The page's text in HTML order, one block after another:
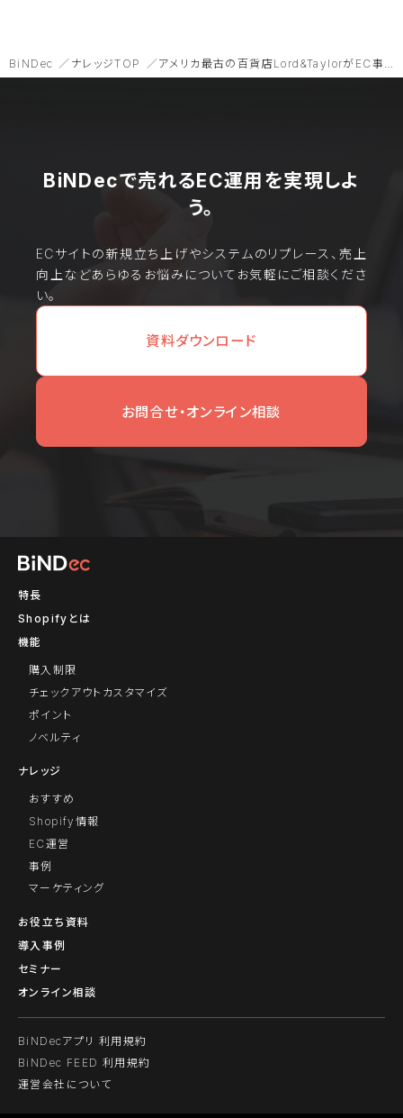
BiNDec ナレッジTOP
BiNDecで売れるEC運用を実現しよ
う。
ECサイトの新規立ち上げやシステムのリプレース、売上
向上などあらゆるお悩みについてお気軽にご相談くださ
い。
資料ダウンロード
お問合せ・オンライン相談
特長
Shopifyとは
機能
購入制限
チェックアウトカスタマイズ
ポイント
ノベルティ
ナレッジ
おすすめ
Shopify情報
EC運営
事例
マーケティング
お役立ち資料
導入事例
セミナー
オンライン相談
BiNDecアプリ 利用規約
BiNDec FEED 利用規約
運営会社について